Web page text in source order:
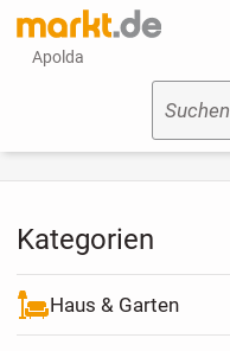
Apolda
Suchen
Kategorien
Haus & Garten